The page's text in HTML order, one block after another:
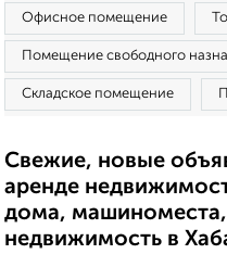
Офисное помещение
Помещение свободного
Складское помещение
Свежие, новые
аренде
дома,
недвижимость в